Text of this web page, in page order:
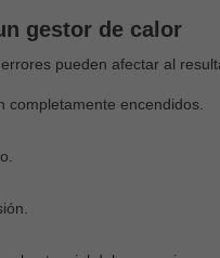
gestor de calor
pueden afectar al
completamente encendidos.